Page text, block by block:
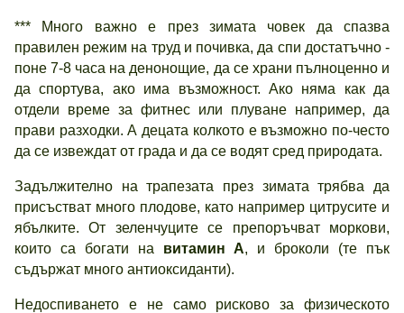
*** Много важно е през зимата човек да спазва
правилен режим на труд и почивка, да спи достатъчно -
поне 7-8 часа на денонощие, да се храни пълноценно и
да спортува, ако има възможност. Ако няма как да
отдели време за фитнес или плуване например, да
прави разходки. А децата колкото е възможно по-често
да се извеждат от града и да се водят сред природата.
Задължително на трапезата през зимата трябва да
присъстват много плодове, като например цитрусите и
ябълките. От зеленчуците се препоръчват моркови,
които са богати на витамин А, и броколи (те пък
съдържат много антиоксиданти).
Недоспиването е не само рисково за физическото